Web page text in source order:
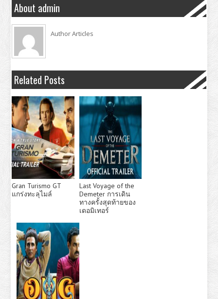
About admin
Author Articles
Related Posts
Gran Turismo GT
แกร่งทะลุไมล์
Last Voyage of the
Demeter การเดิน
ทางครั้งสุดท้ายของ
เดอมิเทอร์